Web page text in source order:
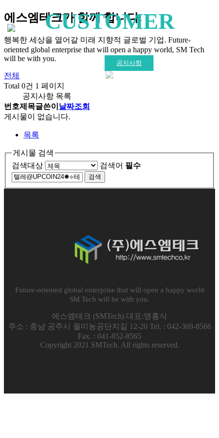
CUSTOMER
공지사항
공지사항
에스엠테크가 함께 합니다.
행복한 세상을 열어갈 미래 지향적 글로벌 기업. Future-
oriented global enterprise that will open a happy world, SM Tech
will be with you.
전체
Total 0건 1 페이지
공지사항 목록
번호제목글쓴이 날짜조회
게시물이 없습니다.
목록
게시물 검색
검색대상
검색어 필수
Future-oriented global enterprise that will open a happy world
SM Tech will be with you.
에스엠테크 (SMTech) 대표:명흥식
주소 : 충남 공주시 월미농공단지길 12-20 Tel. : 042-369-8566
Fax. : 041-852-8565
Copyright 2021 SMTech. All rights reserved.